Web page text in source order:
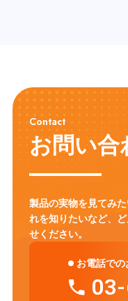
英語教育 ICT環境 情
モジュール学習 タブレッ
アクティブ・ラーニング
Contact
お問い合
製品の実物を見てみ
れを知りたいなど、
せください。
お電話で